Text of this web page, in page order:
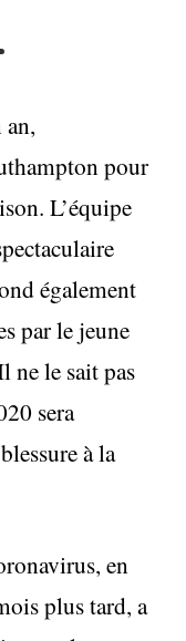
pour
L’équipe
également
par le jeune
ne le sait pas
sera
à la
en
plus tard, a